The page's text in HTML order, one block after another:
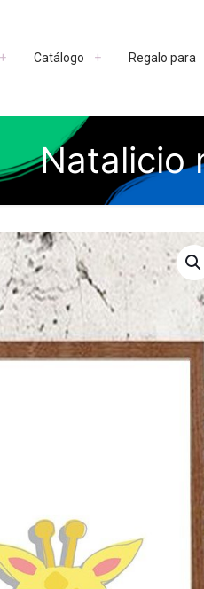
Catálogo Regalo para
Natalicio